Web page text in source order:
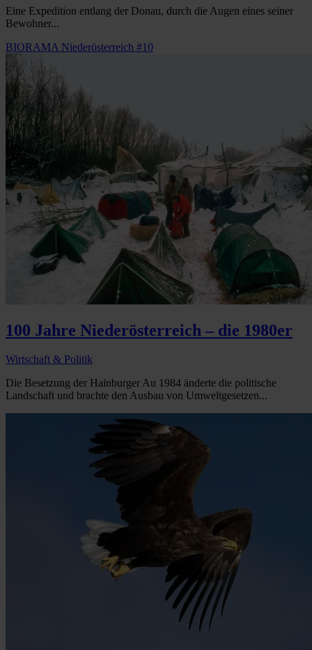
Eine Expedition entlang der Donau, durch die Augen eines seiner
Bewohner...
BIORAMA Niederösterreich #10
100 Jahre Niederösterreich – die 1980er
Wirtschaft & Politik
Die Besetzung der Hainburger Au 1984 änderte die politische
Landschaft und brachte den Ausbau von Umweltgesetzen...